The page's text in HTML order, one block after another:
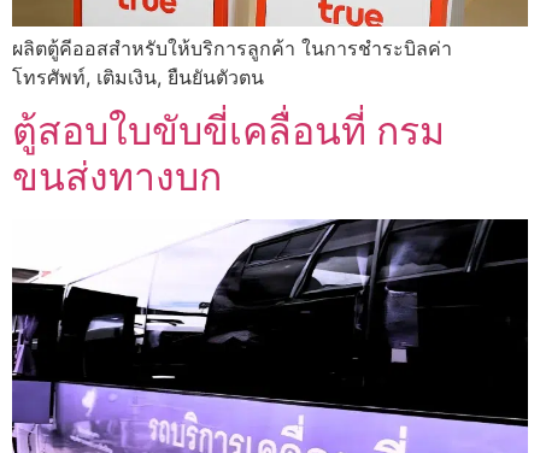
ผลิตตู้คีออสสำหรับให้บริการลูกค้า ในการชำระบิลค่า
โทรศัพท์, เติมเงิน, ยืนยันตัวตน
ตู้สอบใบขับขี่เคลื่อนที่ กรม
ขนส่งทางบก